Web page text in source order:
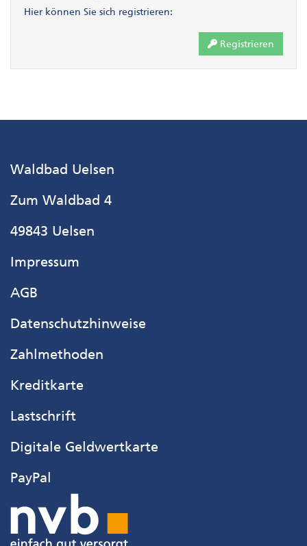
Hier können Sie sich registrieren:
Registrieren
Waldbad Uelsen
Zum Waldbad 4
49843 Uelsen
Impressum
AGB
Datenschutzhinweise
Zahlmethoden
Kreditkarte
Lastschrift
Digitale Geldwertkarte
PayPal